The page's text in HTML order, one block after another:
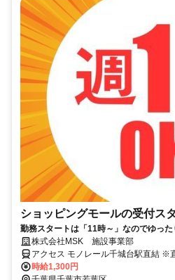
ショッピングモールの受付ス
勤務スタートは「11時～」なのでゆっ
ンターの受付スタッフ大募集！特別な経
お客様への受付・ご案内や、ショッピン
にお願いします。週1日～ＯＫ！20代～
株式会社MSK 施設事業部
アクセス モノレール千城台駅直結 ※
時給1,300円